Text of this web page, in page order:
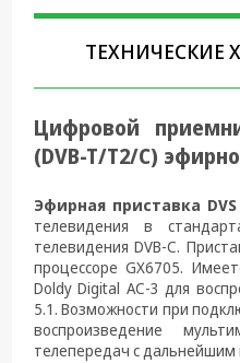
Электрика
Светотехника
Товары для
дома и Бытовая
техника
Компьютерные
комплектующие
Системы
безопасности
ТЕХНИЧЕСКИЕ
Цифровой
(DVB-T/T2/C)
Эфирная приставка DVS
телевидения в
телевидения DVB-C.
процессоре GX6705.
Doldy Digital AC-3 для
5.1. Возможности при
воспроизведение
телепередач с